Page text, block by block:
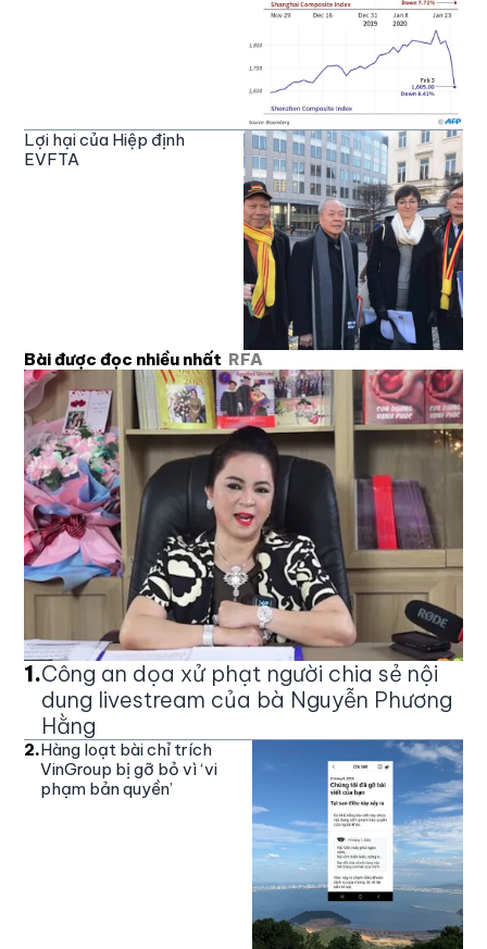
Lợi hại của Hiệp định
EVFTA
Bài được đọc nhiều nhất RFA
1.Công an dọa xử phạt người chia sẻ nội
dung livestream của bà Nguyễn Phương
Hằng
2.Hàng loạt bài chỉ trích
VinGroup bị gỡ bỏ vì ‘vi
phạm bản quyền’